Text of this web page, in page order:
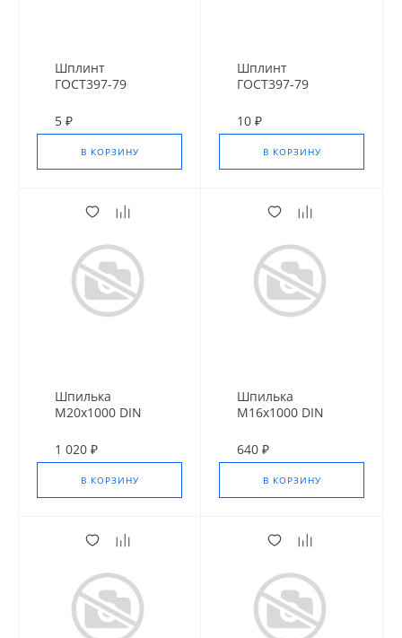
Шплинт
ГОСТ397-79
5 ₽
В КОРЗИНУ
Шплинт
ГОСТ397-79
10 ₽
В КОРЗИНУ
Шпилька
М20х1000 DIN
1 020 ₽
В КОРЗИНУ
Шпилька
М16х1000 DIN
640 ₽
В КОРЗИНУ